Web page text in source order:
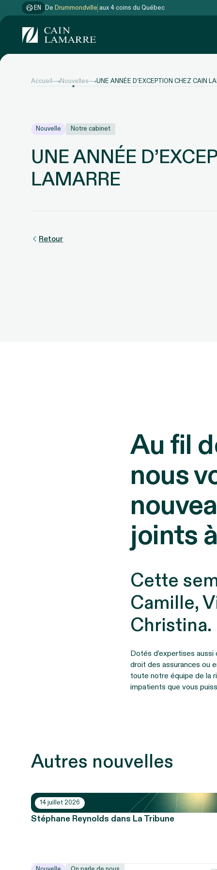
EN De Drummondville
aux 4 coins du Québec
Accueil Nouvelles UNE ANNÉE D’EXCEPTION CHEZ CAIN
Nouvelle Notre cabinet
UNE ANNÉE
LAMARRE
Retour
Au fil
nous
joints
Cette
Camille,
Christina.
Dotés d’expertises
droit des assurances ou
toute notre équipe de la
impatients que vous
Autres nouvelles
14 juillet 2026
Stéphane Reynolds dans La Tribune